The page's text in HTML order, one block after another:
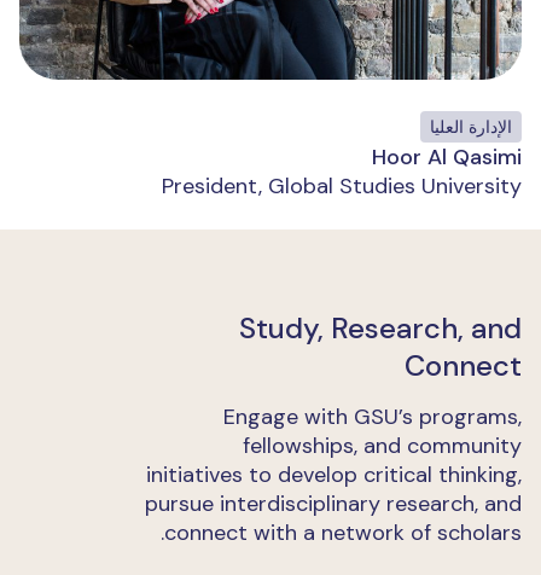
الإدارة العليا
Hoor Al Qasimi
President, Global Studies University
Study, Research, and
Connect
Engage with GSU’s programs,
fellowships, and community
initiatives to develop critical thinking,
pursue interdisciplinary research, and
connect with a network of scholars.